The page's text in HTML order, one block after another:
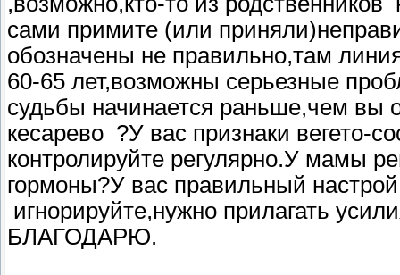
сами примите (или
обозначены не правильно,там
60-65 лет,возможны серьезные
судьбы начинается раньше,чем
кесарево ?У вас признаки вегето-
контролируйте регулярно.У мамы
гормоны?У вас правильный
игнорируйте,нужно прилагать
БЛАГОДАРЮ.